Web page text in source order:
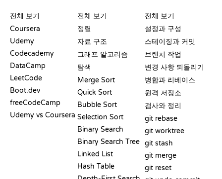
전체 보기
Coursera
Udemy
Codecademy
DataCamp
LeetCode
Boot.dev
freeCodeCamp
Udemy vs Coursera
전체 보기
정렬
자료 구조
그래프 알고리즘
탐색
Merge Sort
Quick Sort
Bubble Sort
Selection Sort
Binary Search
Binary Search Tree
Linked List
Hash Table
전체 보기
설정과 구성
스테이징과 커밋
브랜치 작업
변경 사항 되돌리기
병합과 리베이스
원격 저장소
검사와 정리
git rebase
git worktree
git stash
git merge
git reset